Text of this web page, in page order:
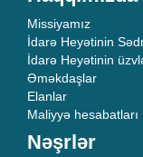
Missiyamız
İdarə Heyətinin
İdarə Heyətinin
Əməkdaşlar
Elanlar
Maliyyə hesabatları
Nəşrlər